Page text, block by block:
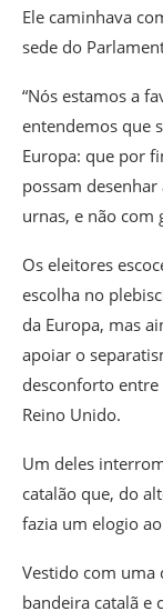
Ele caminhava
sede do
“Nós estamos a
entendemos que
Europa: que por
possam
urnas, e não com
Os eleitores
escolha no
da Europa, mas
apoiar o
desconforto
Reino Unido.
Um deles
catalão que, do
fazia um elogio
Vestido com uma
bandeira catalã e